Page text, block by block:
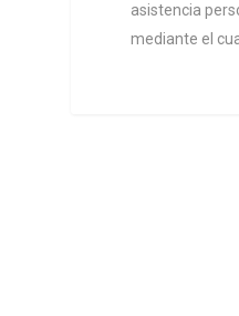
asistencia
mediante el